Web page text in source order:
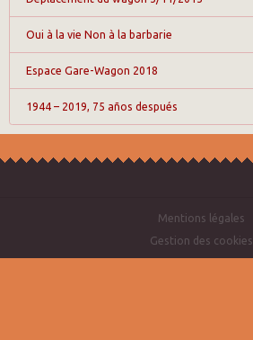
Oui à la vie Non à la barbarie
Espace Gare-Wagon 2018
1944 – 2019, 75 años después
Mentions légales
Gestion des cookies